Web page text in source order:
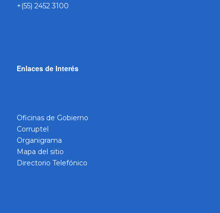
+(55) 2452 3100
Enlaces de Interés
Oficinas de Gobierno
Corruptel
Organigrama
Mapa del sitio
Directorio Telefónico